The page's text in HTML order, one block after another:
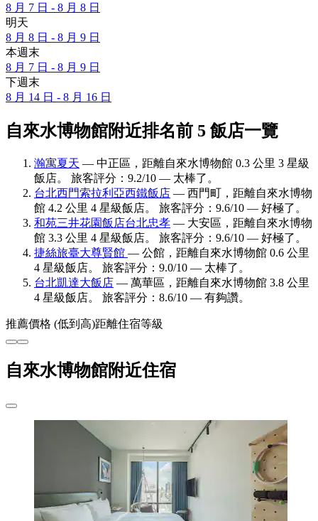
8 月 7 日 - 8 月 8 日
明天
8 月 8 日 - 8 月 9 日
本週末
8 月 7 日 - 8 月 9 日
下週末
8 月 14 日 - 8 月 16 日
自來水博物館附近排名前 5 飯店一覽
瀚寓夏天 — 中正區，距離自來水博物館 0.3 公里 3 星級
飯店。 旅客評分：9.2/10 — 太棒了。
台北西門索拉利亞西鐵飯店 — 西門町，距離自來水博物
館 4.2 公里 4 星級飯店。 旅客評分：9.6/10 — 好極了。
和苑三井花園飯店台北忠孝 — 大安區，距離自來水博物
館 3.3 公里 4 星級飯店。 旅客評分：9.6/10 — 好極了。
捷絲旅臺大尊賢館 — 公館，距離自來水博物館 0.6 公里
4 星級飯店。 旅客評分：9.0/10 — 太棒了。
台北凱達大飯店 — 萬華區，距離自來水博物館 3.8 公里
4 星級飯店。 旅客評分：8.6/10 — 有夠讚。
推薦價格 (低到高)距離住宿等級
自來水博物館附近住宿